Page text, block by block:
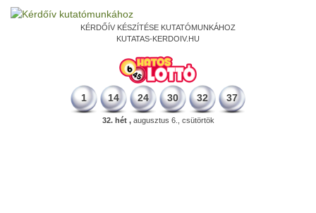
KÉRDŐÍV KÉSZÍTÉSE KUTATÓMUNKÁHOZ
KUTATAS-KERDOIV.HU
1 14 24 30 32 37
32. hét ,augusztus 6., csütörtök